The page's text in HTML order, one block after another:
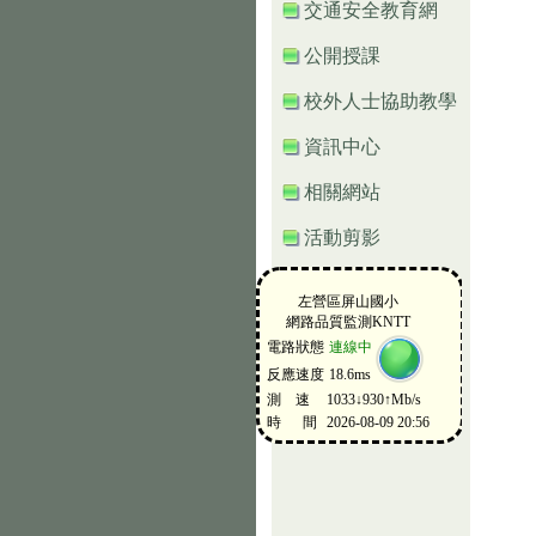
交通安全教育網
公開授課
校外人士協助教學
資訊中心
相關網站
活動剪影